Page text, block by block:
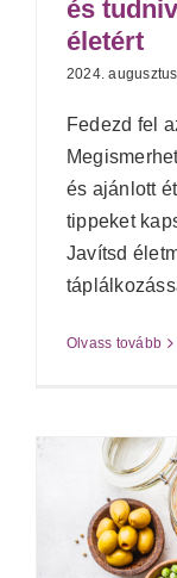
és
életért
2024.
Fedezd fel
és ajánlott
tippeket
Javítsd
Olvass tovább